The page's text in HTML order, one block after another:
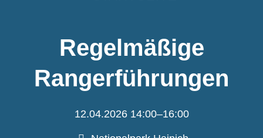
Regelmäßige
Rangerführungen
12.04.2026 14:00–16:00